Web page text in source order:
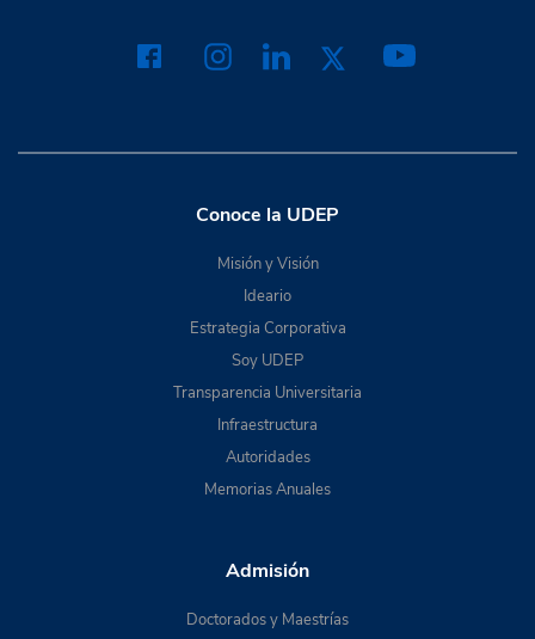
Conoce la UDEP
Misión y Visión
Ideario
Estrategia Corporativa
Soy UDEP
Transparencia Universitaria
Infraestructura
Autoridades
Memorias Anuales
Admisión
Doctorados y Maestrías